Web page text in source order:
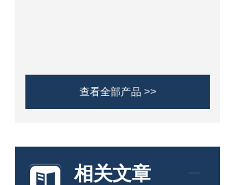
查看全部产品 >>
相关文章